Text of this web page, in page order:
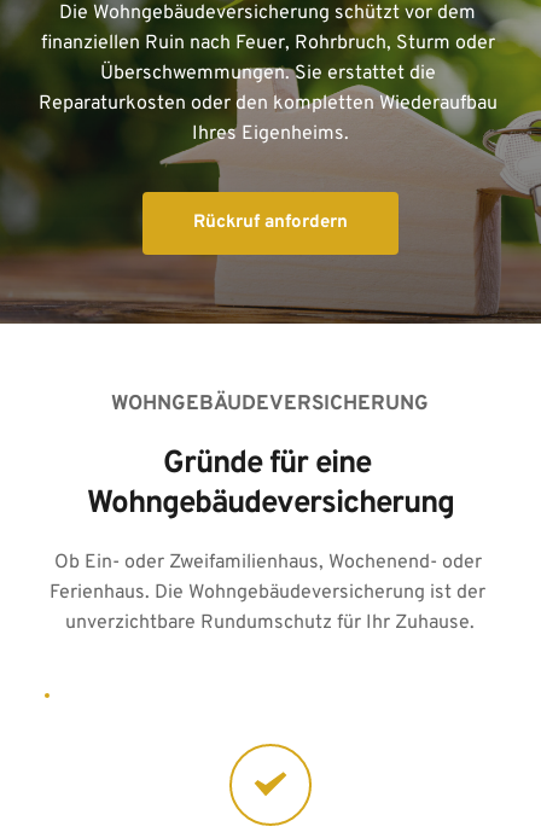
Die Wohngebäudeversicherung schützt vor dem
finanziellen Ruin nach Feuer, Rohrbruch, Sturm oder
Überschwemmungen. Sie erstattet die
Reparaturkosten oder den kompletten Wiederaufbau
Ihres Eigenheims.
Rückruf anfordern
WOHNGEBÄUDEVERSICHERUNG
Gründe für eine
Wohngebäudeversicherung
Ob Ein- oder Zweifamilienhaus, Wochenend- oder
Ferienhaus. Die Wohngebäudeversicherung ist der
unverzichtbare Rundumschutz für Ihr Zuhause.